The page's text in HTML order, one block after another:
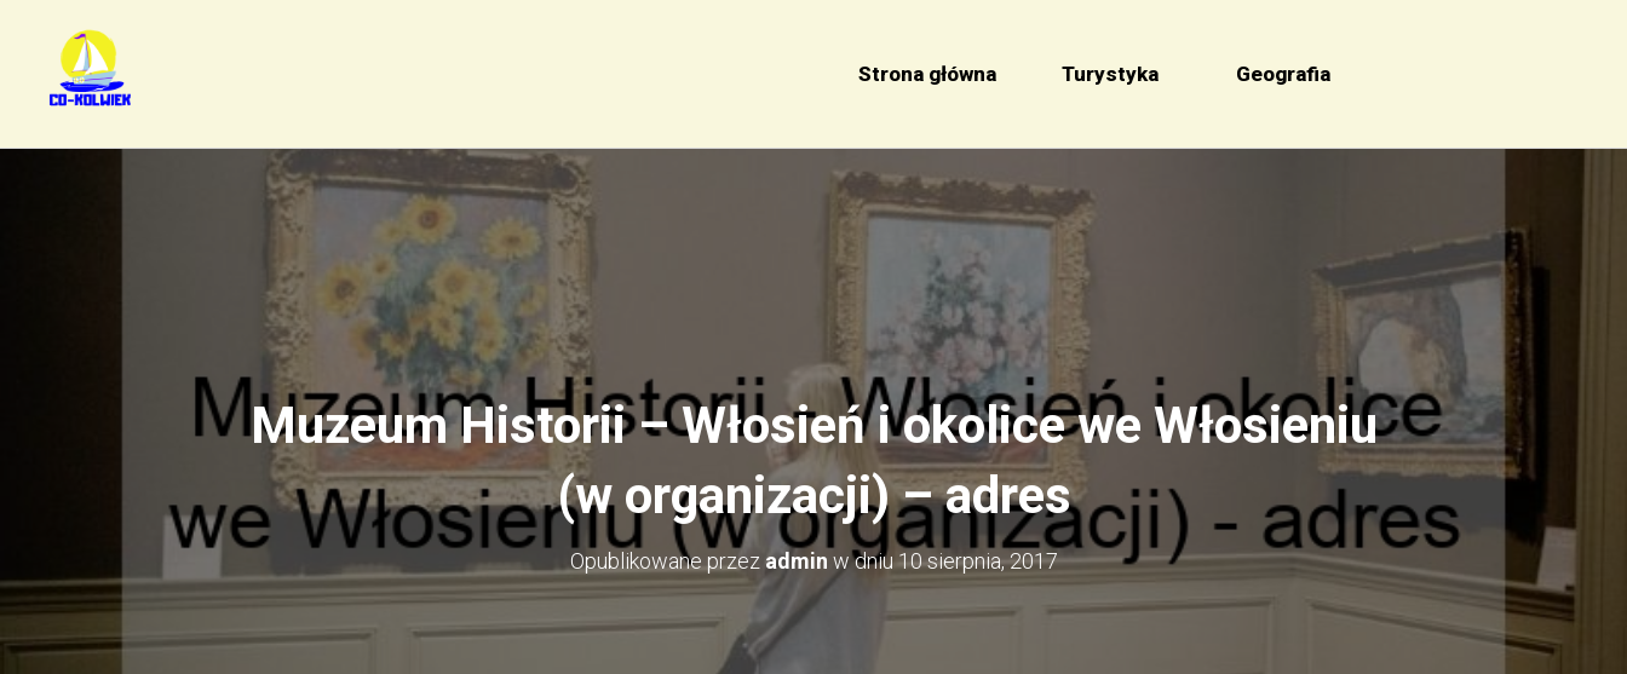
Strona główna Turystyka Geografia
Muzeum Historii – Włosień i okolice we Włosieniu
(w organizacji) – adres
Opublikowane przez admin w dniu 10 sierpnia, 2017